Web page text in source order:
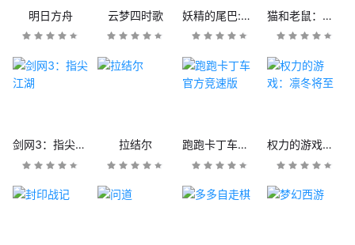
明日方舟 云梦四时歌 妖精的尾巴:魔导少年 猫和老鼠：欢乐互动
剑网3：指尖江湖 拉结尔 跑跑卡丁车官方竞速版 权力的游戏：凛冬将至